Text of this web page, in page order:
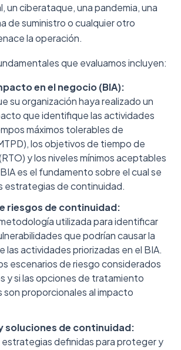
un ciberataque, una pandemia, una
de suministro o cualquier otro
la operación.
que evaluamos incluyen:
en el negocio (BIA):
su organización haya realizado un
que identifique las actividades
máximos tolerables de
los objetivos de tiempo de
y los niveles mínimos aceptables
es el fundamento sobre el cual se
estrategias de continuidad.
riesgos de continuidad:
utilizada para identificar
que podrían causar la
las actividades priorizadas en el BIA.
escenarios de riesgo considerados
y si las opciones de tratamiento
son proporcionales al impacto
soluciones de continuidad:
estrategias definidas para proteger y